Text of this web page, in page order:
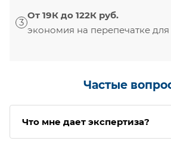
3
От 19К до 122К руб.
экономия на перепечатке
Частые
Что мне дает экспертиза?